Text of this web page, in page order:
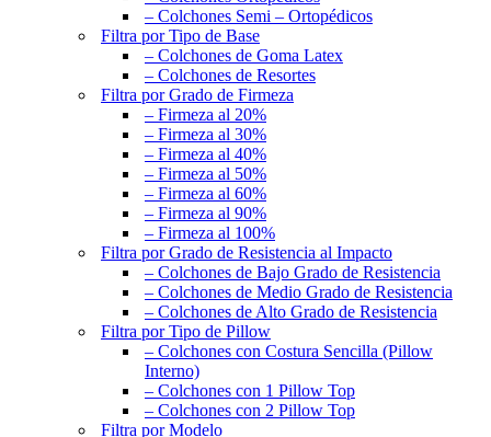
– Colchones Semi – Ortopédicos
Filtra por Tipo de Base
– Colchones de Goma Latex
– Colchones de Resortes
Filtra por Grado de Firmeza
– Firmeza al 20%
– Firmeza al 30%
– Firmeza al 40%
– Firmeza al 50%
– Firmeza al 60%
– Firmeza al 90%
– Firmeza al 100%
Filtra por Grado de Resistencia al Impacto
– Colchones de Bajo Grado de Resistencia
– Colchones de Medio Grado de Resistencia
– Colchones de Alto Grado de Resistencia
Filtra por Tipo de Pillow
– Colchones con Costura Sencilla (Pillow
Interno)
– Colchones con 1 Pillow Top
– Colchones con 2 Pillow Top
Filtra por Modelo